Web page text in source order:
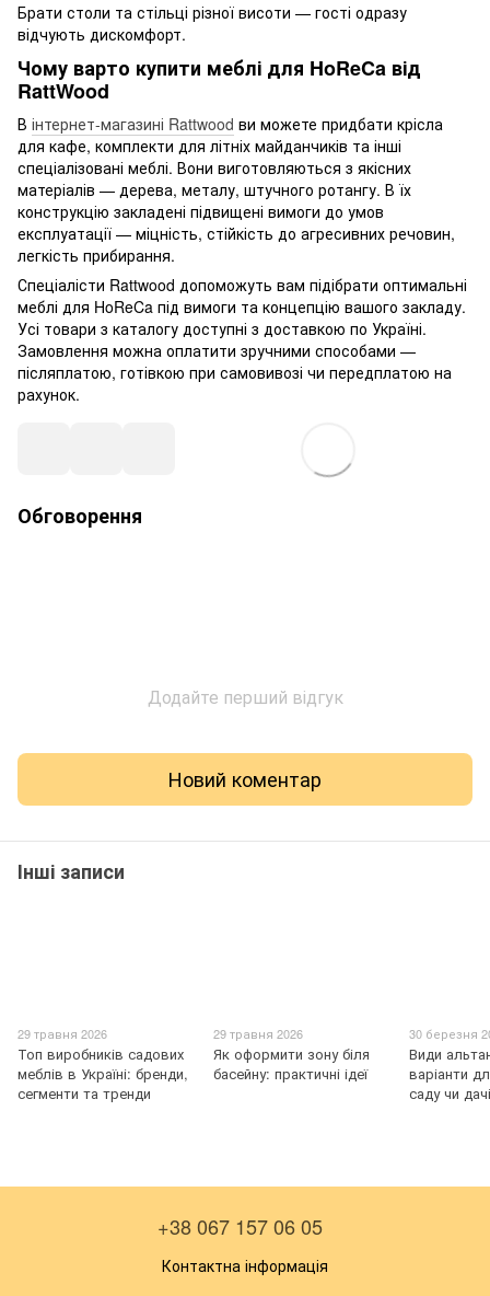
Брати столи та стільці різної висоти — гості одразу
відчують дискомфорт.
Чому варто купити меблі для HoReCa від
RattWood
В інтернет-магазині Rattwood ви можете придбати крісла
для кафе, комплекти для літніх майданчиків та інші
спеціалізовані меблі. Вони виготовляються з якісних
матеріалів — дерева, металу, штучного ротангу. В їх
конструкцію закладені підвищені вимоги до умов
експлуатації — міцність, стійкість до агресивних речовин,
легкість прибирання.
Спеціалісти Rattwood допоможуть вам підібрати оптимальні
меблі для HoReCa під вимоги та концепцію вашого закладу.
Усі товари з каталогу доступні з доставкою по Україні.
Замовлення можна оплатити зручними способами —
післяплатою, готівкою при самовивозі чи передплатою на
рахунок.
Обговорення
Додайте перший відгук
Новий коментар
Інші записи
29 травня 2026
Топ виробників садових
меблів в Україні: бренди,
сегменти та тренди
29 травня 2026
Як оформити зону біля
басейну: практичні ідеї
30 березня
Види
варіанти
саду чи
+38 067 157 06 05
Контактна інформація